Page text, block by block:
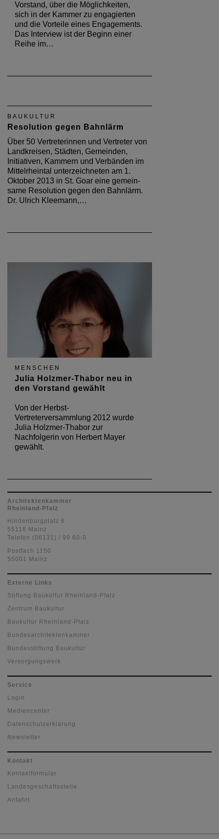
Vorstand, über die Möglichkeiten,
sich in der Kammer zu engagierten
und die Vorteile eines Engagements.
Das Interview ist der Beginn einer
Reihe im…
BAUKULTUR
Resolution gegen Bahnlärm
Über 50 Vertreterinnen und Vertreter von
Landkreisen, Städten, Gemeinden,
Initiativen, Kammern und Verbänden im
Mittelrheintal unterzeichneten am 1.
Oktober 2013 in St. Goar eine gemein­
same Resolution gegen den Bahnlärm.
Dr. Ulrich Kleemann,…
MENSCHEN
Julia Holzmer-Thabor neu in
den Vorstand gewählt
Von der Herbst-
Vertreterversammlung 2012 wurde
Julia Holzmer-Thabor zur
Nachfolgerin von Herbert Mayer
gewählt.
Architektenkammer
Rheinland-Pfalz
Hindenburgplatz 6
55118 Mainz
Telefon (06131) / 99 60-0
Postfach 1150
55001 Mainz
Externe Links
Stiftung Baukultur Rheinland-Pfalz
Zentrum Baukultur
Baukultur Rheinland-Pfalz
Bundesarchitektenkammer
Bundesstiftung Baukultur
Versorgungswerk
Service
Login
Mediencenter
Datenschutzerklärung
Newsletter
Kontakt
Kontaktformular
Landesgeschäftsstelle
Anfahrt